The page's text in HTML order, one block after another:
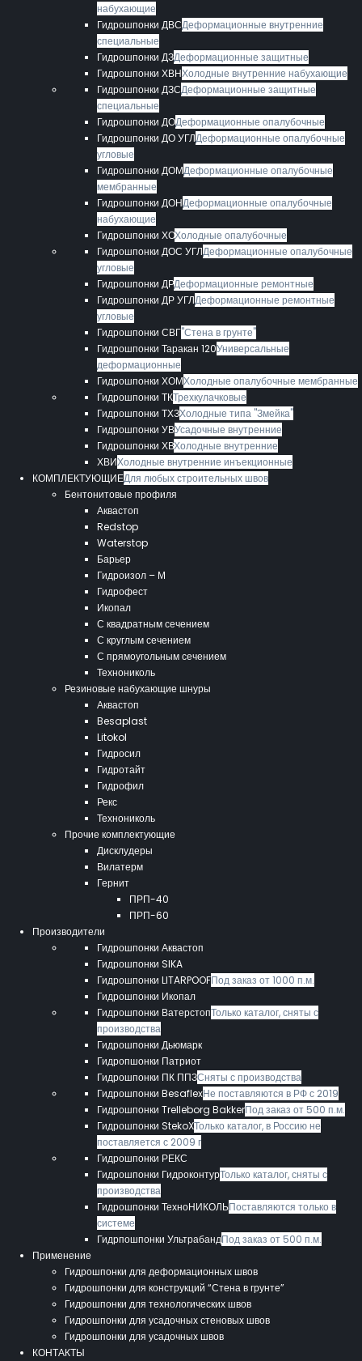
набухающие
Гидрошпонки ДВСДеформационные внутренние
специальные
Гидрошпонки ДЗДеформационные защитные
Гидрошпонки ХВНХолодные внутренние набухающие
Гидрошпонки ДЗСДеформационные защитные
специальные
Гидрошпонки ДОДеформационные опалубочные
Гидрошпонки ДО УГЛДеформационные опалубочные
угловые
Гидрошпонки ДОМДеформационные опалубочные
мембранные
Гидрошпонки ДОНДеформационные опалубочные
набухающие
Гидрошпонки ХОХолодные опалубочные
Гидрошпонки ДОС УГЛДеформационные опалубочные
угловые
Гидрошпонки ДРДеформационные ремонтные
Гидрошпонки ДР УГЛДеформационные ремонтные
угловые
Гидрошпонки СВГ"Стена в грунте"
Гидрошпонки Таракан 120Универсальные
деформационные
Гидрошпонки ХОМХолодные опалубочные мембранные
Гидрошпонки ТКТрехкулачковые
Гидрошпонки ТХЗХолодные типа "Змейка"
Гидрошпонки УВУсадочные внутренние
Гидрошпонки ХВХолодные внутренние
ХВИХолодные внутренние инъекционные
КОМПЛЕКТУЮЩИЕДля любых строительных швов
Бентонитовые профиля
Аквастоп
Redstop
Waterstop
Барьер
Гидроизол – М
Гидрофест
Икопал
С квадратным сечением
С круглым сечением
С прямоугольным сечением
Технониколь
Резиновые набухающие шнуры
Аквастоп
Besaplast
Litokol
Гидросил
Гидротайт
Гидрофил
Рекс
Технониколь
Прочие комплектующие
Дисклудеры
Вилатерм
Гернит
ПРП-40
ПРП-60
Производители
Гидрошпонки Аквастоп
Гидрошпонки SIKA
Гидрошпонки LITARPOOFПод заказ от 1000 п.м.
Гидрошпонки Икопал
Гидрошпонки ВатерстопТолько каталог, сняты с
производства
Гидрошпонки Дьюмарк
Гидропшонки Патриот
Гидрошпонки ПК ППЗСняты с производства
Гидрошпонки BesaflexНе поставляются в РФ с 2019
Гидрошпонки Trelleborg BakkerПод заказ от 500 п.м.
Гидрошпонки StekoXТолько каталог, в Россию не
поставляется с 2009 г
Гидрошпонки РЕКС
Гидрошпонки ГидроконтурТолько каталог, сняты с
производства
Гидрошпонки ТехноНИКОЛЬПоставляются только в
системе
Гидрпошпонки УльтрабандПод заказ от 500 п.м.
Применение
Гидрошпонки для деформационных швов
Гидрошпонки для конструкций “Стена в грунте”
Гидрошпонки для технологических швов
Гидрошпонки для усадочных стеновых швов
Гидрошпонки для усадочных швов
КОНТАКТЫ